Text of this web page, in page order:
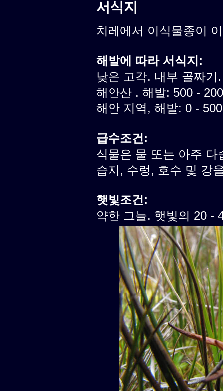
서식지
치레에서 이식물종이
해발에 따라 서식지:
낮은 고각. 내부 골짜기.
해안산 . 해발: 500 -
해안 지역, 해발: 0 -
급수조건:
식물은 물 또는 아주 다
습지, 수렁, 호수 및 강
햇빛조건:
약한 그늘. 햇빛의 20 -